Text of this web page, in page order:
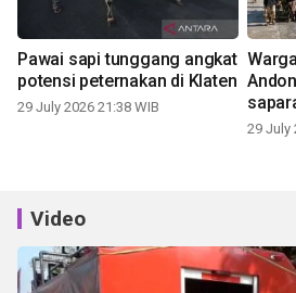
Pawai sapi tunggang angkat
potensi peternakan di Klaten
29 July 2026 21:38 WIB
panen
29 July
Video